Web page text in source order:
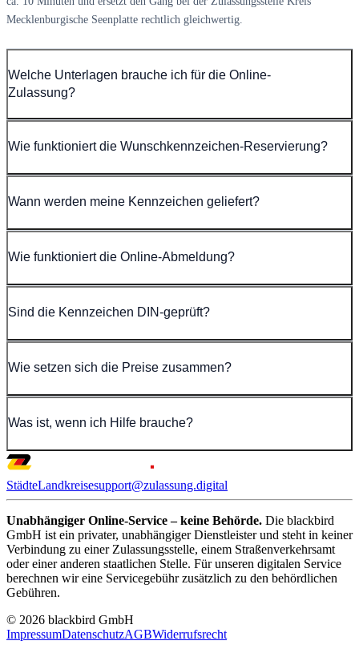
Mecklenburgische Seenplatte rechtlich gleichwertig.
Welche Unterlagen brauche ich für die Online-
Zulassung?
Wie funktioniert die Wunschkennzeichen-Reservierung?
Wann werden meine Kennzeichen geliefert?
Wie funktioniert die Online-Abmeldung?
Sind die Kennzeichen DIN-geprüft?
Wie setzen sich die Preise zusammen?
Was ist, wenn ich Hilfe brauche?
StädteLandkreisesupport@zulassung.digital
Unabhängiger Online-Service – keine Behörde. Die blackbird
GmbH ist ein privater, unabhängiger Dienstleister und steht in keiner
Verbindung zu einer Zulassungsstelle, einem Straßenverkehrsamt
oder einer anderen staatlichen Stelle. Für unseren digitalen Service
berechnen wir eine Servicegebühr zusätzlich zu den behördlichen
Gebühren.
© 2026 blackbird GmbH
ImpressumDatenschutzAGBWiderrufsrecht